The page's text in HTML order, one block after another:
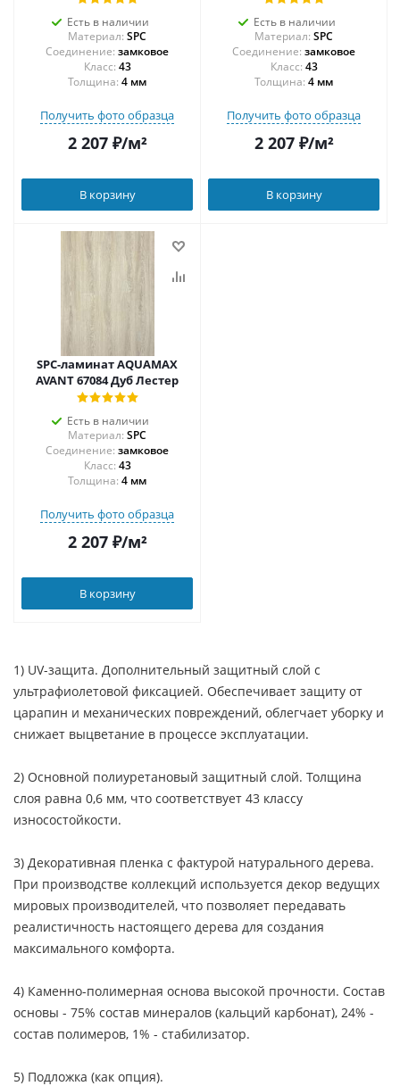
Есть в наличии
Материал: SPC
Соединение: замковое
43
Толщина: 4 мм
Получить фото образца
2 207₽/м²
В корзину
Есть в наличии
Материал: SPC
Соединение: замковое
43
Толщина: 4 мм
Получить фото образца
2 207₽/м²
В корзину
SPC-ламинат AQUAMAX
AVANT 67084 Дуб Лестер
Есть в наличии
Материал: SPC
Соединение: замковое
43
Толщина: 4 мм
Получить фото образца
2 207₽/м²
В корзину
1) UV-защита. Дополнительный защитный слой с
ультрафиолетовой фиксацией. Обеспечивает защиту от
царапин и механических повреждений, облегчает уборку и
снижает выцветание в процессе эксплуатации.
2) Основной полиуретановый защитный слой. Толщина
слоя равна 0,6 мм, что соответствует 43 классу
износостойкости.
3) Декоративная пленка с фактурой натурального дерева.
При производстве коллекций используется декор ведущих
мировых производителей, что позволяет передавать
реалистичность настоящего дерева для создания
максимального комфорта.
4) Каменно-полимерная основа высокой прочности. Состав
основы - 75% состав минералов (кальций карбонат), 24% -
состав полимеров, 1% - стабилизатор.
5) Подложка (как опция).